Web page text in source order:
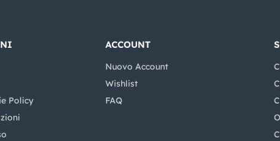
Policy
ACCOUNT
Nuovo Account
Wishlist
FAQ